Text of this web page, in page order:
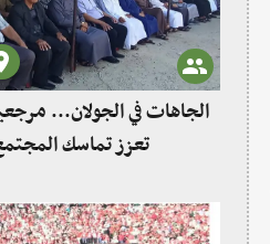
الجاهات في الجولان...
تعزز تماسك